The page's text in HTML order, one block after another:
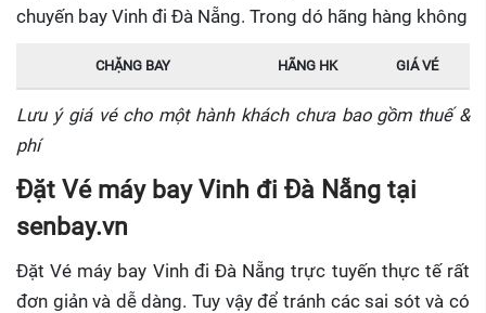
chuyến bay Vinh đi Đà Nẵng. Trong dó hãng hàng không
CHẶNG BAY HÃNG HK GIÁ VÉ
Lưu ý giá vé cho một hành khách chưa bao gồm thuế &
phí
Đặt Vé máy bay Vinh đi Đà Nẵng tại
senbay.vn
Đặt Vé máy bay Vinh đi Đà Nẵng trực tuyến thực tế rất
đơn giản và dễ dàng. Tuy vậy để tránh các sai sót và có